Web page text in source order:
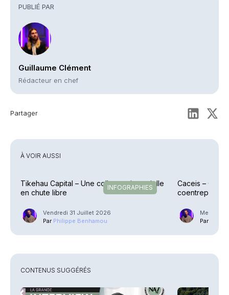
PUBLIÉ PAR
Guillaume Clément
Rédacteur en chef
Partager
À VOIR AUSSI
INFOGRAPHIES
Tikehau Capital – Une collecte trimestrielle
en chute libre
Vendredi 31 Juillet 2026
Par Philippe Benhamou
Caceis –
coentreprise
Mercredi
Par
CONTENUS SUGGÉRÉS